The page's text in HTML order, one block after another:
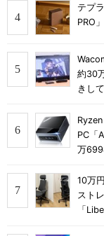
テプ
PRO
約30
きし
PC「
万
10万
スト
「